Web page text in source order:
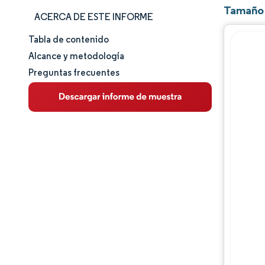
ACERCA DE ESTE INFORME
Tamaño y cuota de mercado
Análisis de mercado
Tendencias e ideas
Tabla de contenido
Alcance y metodología
Preguntas frecuentes